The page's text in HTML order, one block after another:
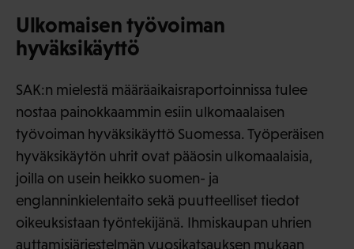
Ulkomaisen työvoiman
hyväksikäyttö
SAK:n mielestä määräaikaisraportoinnissa tulee
nostaa painokkaammin esiin ulkomaalaisen
työvoiman hyväksikäyttö Suomessa. Työperäisen
hyväksikäytön uhrit ovat pääosin ulkomaalaisia,
joilla on usein heikko suomen- ja
englanninkielentaito sekä puutteelliset tiedot
oikeuksistaan työntekijänä. Ihmiskaupan uhrien
auttamisjärjestelmän vuosikatsauksen mukaan